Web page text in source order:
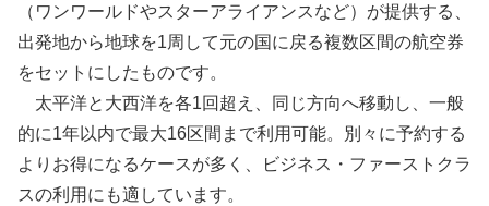
（ワンワールドやスターアライアンスなど）が提供する、
出発地から地球を1周して元の国に戻る複数区間の航空券
をセットにしたものです。
太平洋と大西洋を各1回超え、同じ方向へ移動し、一般
的に1年以内で最大16区間まで利用可能。別々に予約する
よりお得になるケースが多く、ビジネス・ファーストクラ
スの利用にも適しています。